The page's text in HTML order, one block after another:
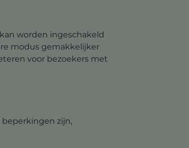
worden ingeschakeld
modus gemakkelijker
voor bezoekers met
zijn,